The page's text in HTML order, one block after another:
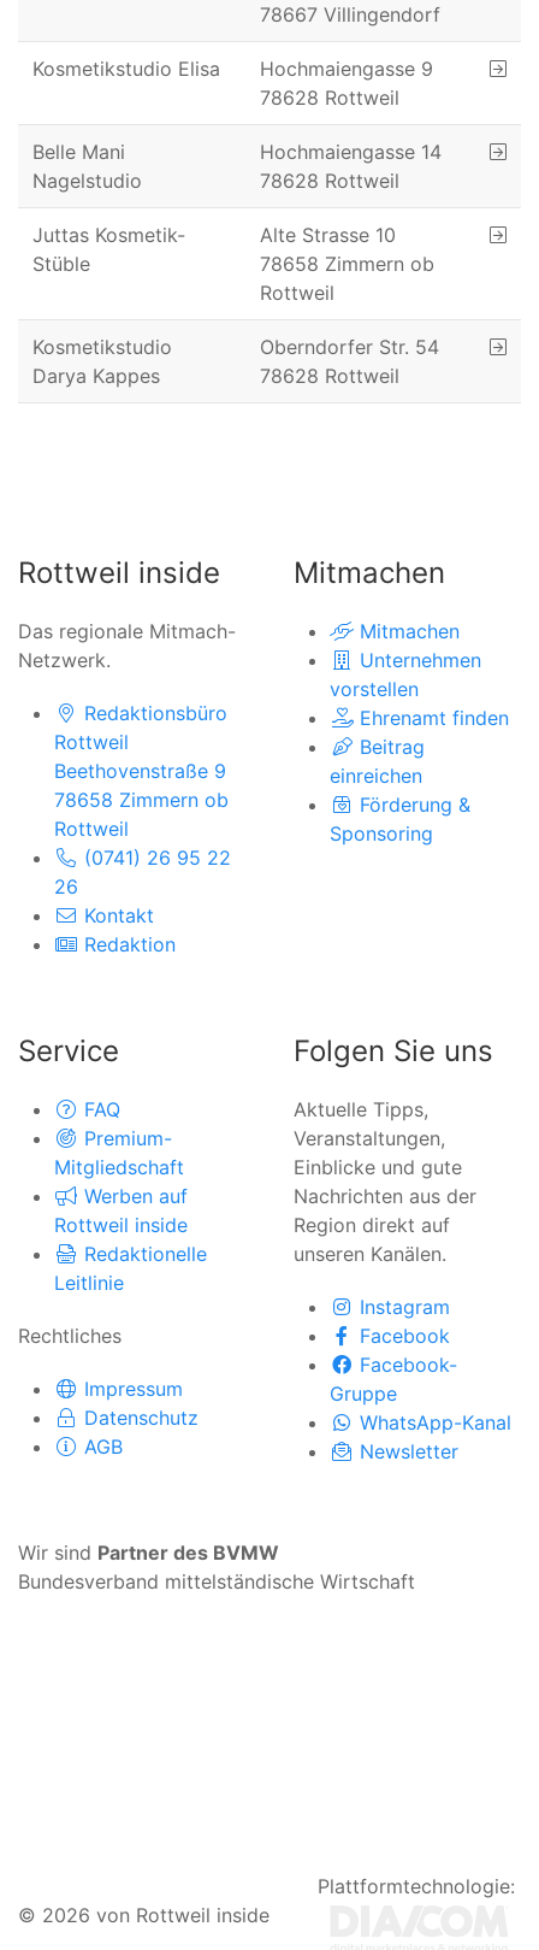
78667 Villingendorf
Kosmetikstudio Elisa
Hochmaiengasse 9
78628 Rottweil
Belle Mani
Nagelstudio
Hochmaiengasse 14
78628 Rottweil
Juttas Kosmetik-
Stüble
Alte Strasse 10
78658 Zimmern ob
Rottweil
Kosmetikstudio
Darya Kappes
Oberndorfer Str. 54
78628 Rottweil
Rottweil inside
Das regionale Mitmach-
Netzwerk.
Redaktionsbüro
Rottweil
Beethovenstraße 9
78658 Zimmern ob
Rottweil
(0741) 26 95 22
26
Kontakt
Redaktion
Mitmachen
Mitmachen
Unternehmen
vorstellen
Ehrenamt finden
Beitrag
einreichen
Förderung &
Sponsoring
Service
FAQ
Premium-
Mitgliedschaft
Werben auf
Rottweil inside
Redaktionelle
Leitlinie
Rechtliches
Impressum
Datenschutz
AGB
Folgen Sie uns
Aktuelle Tipps,
Veranstaltungen,
Einblicke und gute
Nachrichten aus der
Region direkt auf
unseren Kanälen.
Instagram
Facebook
Facebook-
Gruppe
WhatsApp-Kanal
Newsletter
Wir sind Partner des BVMW
Bundesverband mittelständische Wirtschaft
© 2026 von Rottweil inside
Plattformtechnologie: